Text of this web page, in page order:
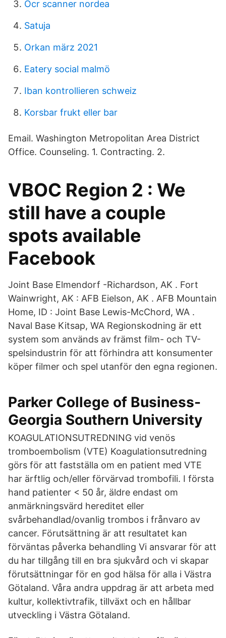
Ocr scanner nordea
Satuja
Orkan märz 2021
Eatery social malmö
Iban kontrollieren schweiz
Korsbar frukt eller bar
Email. Washington Metropolitan Area District
Office. Counseling. 1. Contracting. 2.
VBOC Region 2 : We
still have a couple
spots available
Facebook
Joint Base Elmendorf -Richardson, AK . Fort
Wainwright, AK : AFB Eielson, AK . AFB Mountain
Home, ID : Joint Base Lewis-McChord, WA .
Naval Base Kitsap, WA Regionskodning är ett
system som används av främst film- och TV-
spelsindustrin för att förhindra att konsumenter
köper filmer och spel utanför den egna regionen.
Parker College of Business-
Georgia Southern University
KOAGULATIONSUTREDNING vid venös
tromboembolism (VTE) Koagulationsutredning
görs för att fastställa om en patient med VTE
har ärftlig och/eller förvärvad trombofili. I första
hand patienter < 50 år, äldre endast om
anmärkningsvärd hereditet eller
svårbehandlad/ovanlig trombos i frånvaro av
cancer. Förutsättning är att resultatet kan
förväntas påverka behandling Vi ansvarar för att
du har tillgång till en bra sjukvård och vi skapar
förutsättningar för en god hälsa för alla i Västra
Götaland. Våra andra uppdrag är att arbeta med
kultur, kollektivtrafik, tillväxt och en hållbar
utveckling i Västra Götaland.